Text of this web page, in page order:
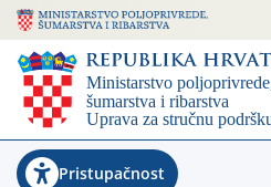
Pristupačnost